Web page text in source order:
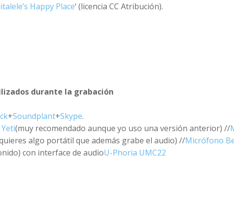
Happy Place‘ (licencia CC Atribución).
durante la grabación
+Soundplant+Skype.
(muy recomendado aunque yo uso una versión anterior) //
algo portátil que además grabe el audio) //Micrófono
con interface de audioU-Phoria UMC22